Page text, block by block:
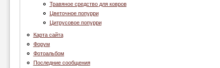
Травяное средство для ковров
Цветочное попурри
Цитрусовое попурри
Карта сайта
Форум
Фотоальбом
Последние сообщения